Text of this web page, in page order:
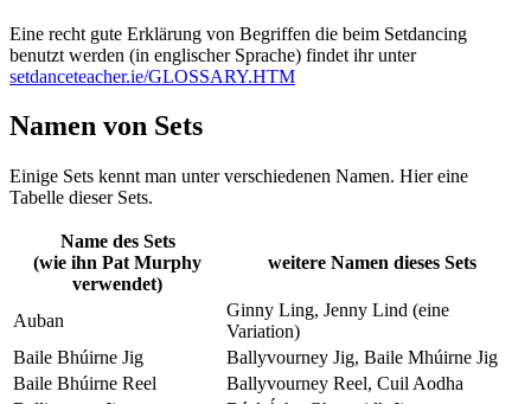
Eine recht gute Erklärung von Begriffen die beim Setdancing
benutzt werden (in englischer Sprache) findet ihr unter
setdanceteacher.ie/GLOSSARY.HTM
Namen von Sets
Einige Sets kennt man unter verschiedenen Namen. Hier eine
Tabelle dieser Sets.
Name des Sets
(wie ihn Pat Murphy
verwendet)
weitere Namen dieses Sets
Auban
Ginny Ling, Jenny Lind (eine
Variation)
Baile Bhúirne Jig
Ballyvourney Jig, Baile Mhúirne Jig
Baile Bhúirne Reel
Ballyvourney Reel, Cuil Aodha